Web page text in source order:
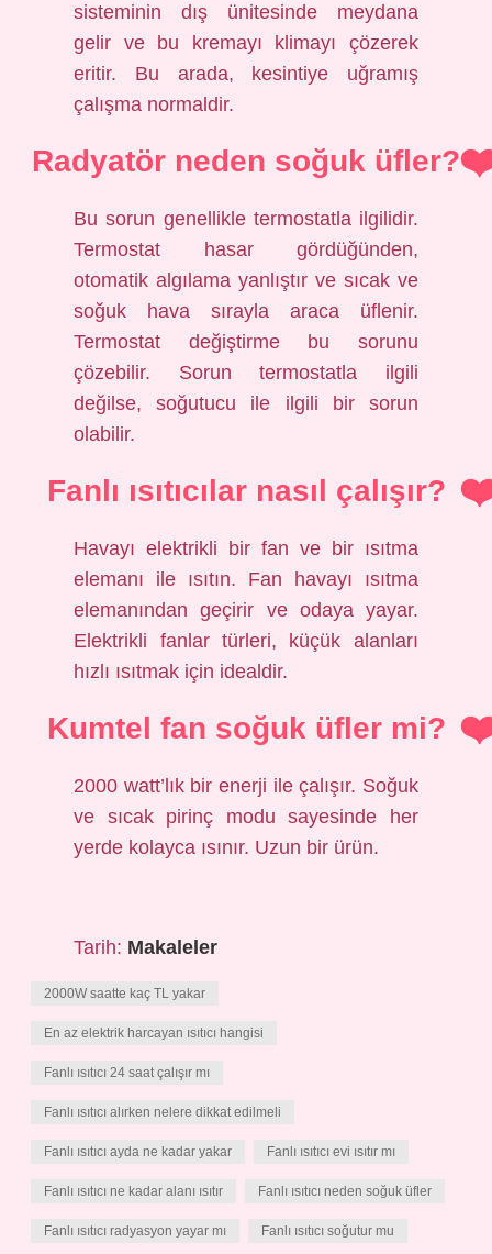
sisteminin dış ünitesinde meydana
gelir ve bu kremayı klimayı çözerek
eritir. Bu arada, kesintiye uğramış
çalışma normaldir.
Radyatör neden soğuk üfler?
Bu sorun genellikle termostatla ilgilidir.
Termostat hasar gördüğünden,
otomatik algılama yanlıştır ve sıcak ve
soğuk hava sırayla araca üflenir.
Termostat değiştirme bu sorunu
çözebilir. Sorun termostatla ilgili
değilse, soğutucu ile ilgili bir sorun
olabilir.
Fanlı ısıtıcılar nasıl çalışır?
Havayı elektrikli bir fan ve bir ısıtma
elemanı ile ısıtın. Fan havayı ısıtma
elemanından geçirir ve odaya yayar.
Elektrikli fanlar türleri, küçük alanları
hızlı ısıtmak için idealdir.
Kumtel fan soğuk üfler mi?
2000 watt’lık bir enerji ile çalışır. Soğuk
ve sıcak pirinç modu sayesinde her
yerde kolayca ısınır. Uzun bir ürün.
Tarih: Makaleler
2000W saatte kaç TL yakar
En az elektrik harcayan ısıtıcı hangisi
Fanlı ısıtıcı 24 saat çalışır mı
Fanlı ısıtıcı alırken nelere dikkat edilmeli
Fanlı ısıtıcı ayda ne kadar yakar Fanlı ısıtıcı evi ısıtır mı
Fanlı ısıtıcı ne kadar alanı ısıtır Fanlı ısıtıcı neden soğuk üfler
Fanlı ısıtıcı radyasyon yayar mı Fanlı ısıtıcı soğutur mu